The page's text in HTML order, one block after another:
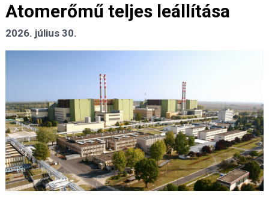
Atomerőmű teljes leállítása
2026. július 30.